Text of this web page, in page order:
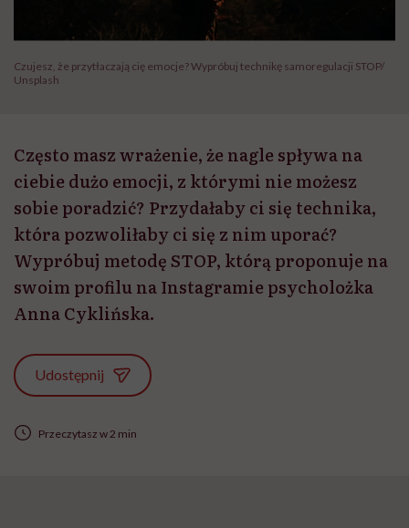
Czujesz, że przytłaczają cię emocje? Wypróbuj technikę samoregulacji STOP/
Unsplash
Często masz wrażenie, że nagle spływa na
ciebie dużo emocji, z którymi nie możesz
sobie poradzić? Przydałaby ci się technika,
która pozwoliłaby ci się z nim uporać?
Wypróbuj metodę STOP, którą proponuje na
swoim profilu na Instagramie psycholożka
Anna Cyklińska.
Udostępnij
Przeczytasz w 2 min